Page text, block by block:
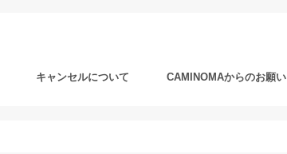
キャンセルについて CAMINOMAからのお願い